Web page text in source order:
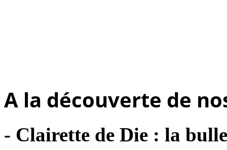
A la découverte de
- Clairette de Die : la